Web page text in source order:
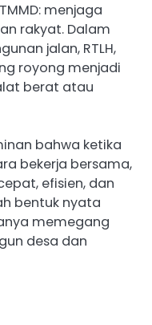
menjaga
rakyat. Dalam
jalan, RTLH,
royong menjadi
berat atau
bahwa ketika
bekerja bersama,
efisien, dan
bentuk nyata
memegang
desa dan